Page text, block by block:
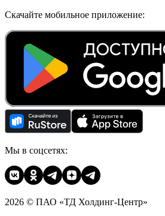
Скачайте мобильное приложение:
Мы в соцсетях:
2026 © ПАО «ТД Холдинг-Центр»